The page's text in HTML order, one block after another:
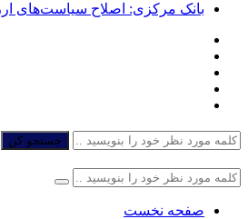
بانک مرکزی: اصلاح سیاست‌های
جستجو کن
صفحه نخست